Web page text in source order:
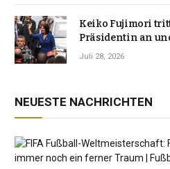
Keiko Fujimori
Präsidentin an
Jahrzehnt der
Juli 28, 2026
NEUESTE NACHRICHTEN